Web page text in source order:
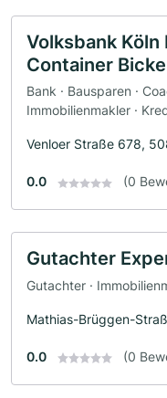
Volksbank Köln
Container
Bank · Bausparen ·
Immobilienmakler ·
Venloer Straße 678,
0.0 (0
Gutachter
Gutachter ·
Mathias-Brüggen-
0.0 (0